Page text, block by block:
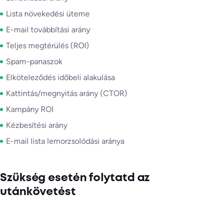
Lista növekedési üteme
E-mail továbbítási arány
Teljes megtérülés (ROI)
Spam-panaszok
Elköteleződés időbeli alakulása
Kattintás/megnyitás arány (CTOR)
Kampány ROI
Kézbesítési arány
E-mail lista lemorzsolódási aránya
Szükség esetén folytatd az
utánkövetést